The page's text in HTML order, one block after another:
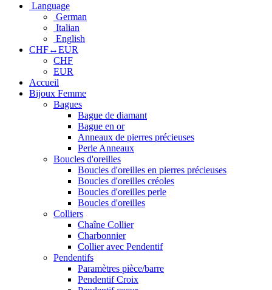
Language
German
Italian
English
CHF↔EUR
CHF
EUR
Accueil
Bijoux Femme
Bagues
Bague de diamant
Bague en or
Anneaux de pierres précieuses
Perle Anneaux
Boucles d'oreilles
Boucles d'oreilles en pierres précieuses
Boucles d'oreilles créoles
Boucles d'oreilles perle
Boucles d'oreilles
Colliers
Chaîne Collier
Charbonnier
Collier avec Pendentif
Pendentifs
Paramètres pièce/barre
Pendentif Croix